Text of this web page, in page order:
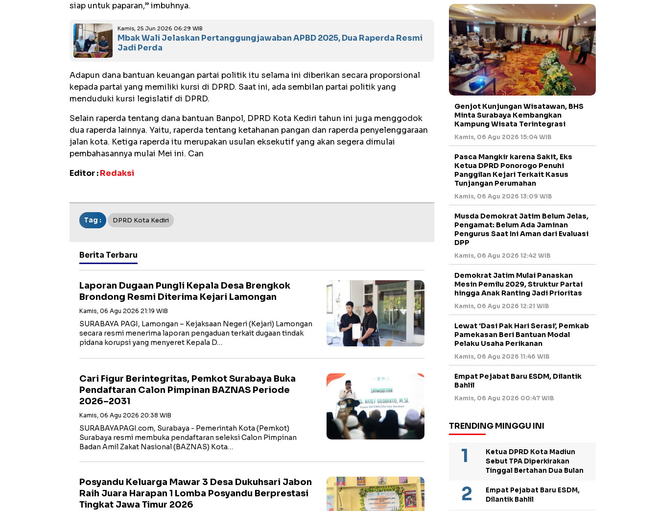
siap untuk paparan,” imbuhnya.
Kamis, 25 Jun 2026 06:29 WIB
Mbak Wali Jelaskan Pertanggungjawaban APBD 2025, Dua Raperda Resmi
Jadi Perda
Adapun dana bantuan keuangan partai politik itu selama ini diberikan secara proporsional
kepada partai yang memiliki kursi di DPRD. Saat ini, ada sembilan partai politik yang
menduduki kursi legislatif di DPRD.
Selain raperda tentang dana bantuan Banpol, DPRD Kota Kediri tahun ini juga menggodok
dua raperda lainnya. Yaitu, raperda tentang ketahanan pangan dan raperda penyelenggaraan
jalan kota. Ketiga raperda itu merupakan usulan eksekutif yang akan segera dimulai
pembahasannya mulai Mei ini. Can
Editor :Redaksi
Tag : DPRD Kota Kediri
Berita Terbaru
Laporan Dugaan Pungli Kepala Desa Brengkok
Brondong Resmi Diterima Kejari Lamongan
Kamis, 06 Agu 2026 21:19 WIB
SURABAYA PAGI, Lamongan – Kejaksaan Negeri (Kejari) Lamongan
secara resmi menerima laporan pengaduan terkait dugaan tindak
pidana korupsi yang menyeret Kepala D…
Cari Figur Berintegritas, Pemkot Surabaya Buka
Pendaftaran Calon Pimpinan BAZNAS Periode
2026–2031
Kamis, 06 Agu 2026 20:38 WIB
SURABAYAPAGI.com, Surabaya - Pemerintah Kota (Pemkot)
Surabaya resmi membuka pendaftaran seleksi Calon Pimpinan
Badan Amil Zakat Nasional (BAZNAS) Kota…
Posyandu Keluarga Mawar 3 Desa Dukuhsari Jabon
Raih Juara Harapan 1 Lomba Posyandu Berprestasi
Tingkat Jawa Timur 2026
Genjot Kunjungan Wisatawan, BHS
Minta Surabaya Kembangkan
Kampung Wisata Terintegrasi
Kamis, 06 Agu 2026 15:04 WIB
Pasca Mangkir karena Sakit, Eks
Ketua DPRD Ponorogo Penuhi
Panggilan Kejari Terkait Kasus
Tunjangan Perumahan
Kamis, 06 Agu 2026 13:09 WIB
Musda Demokrat Jatim Belum Jelas,
Pengamat: Belum Ada Jaminan
Pengurus Saat Ini Aman dari Evaluasi
DPP
Kamis, 06 Agu 2026 12:42 WIB
Demokrat Jatim Mulai Panaskan
Mesin Pemilu 2029, Struktur Partai
hingga Anak Ranting Jadi Prioritas
Kamis, 06 Agu 2026 12:21 WIB
Lewat ‘Dasi Pak Hari Serasi’, Pemkab
Pamekasan Beri Bantuan Modal
Pelaku Usaha Perikanan
Kamis, 06 Agu 2026 11:46 WIB
Empat Pejabat Baru ESDM, Dilantik
Bahlil
Kamis, 06 Agu 2026 00:47 WIB
TRENDING MINGGU INI
Ketua DPRD Kota Madiun
Sebut TPA Diperkirakan
Tinggal Bertahan Dua Bulan
Empat Pejabat Baru ESDM,
Dilantik Bahlil